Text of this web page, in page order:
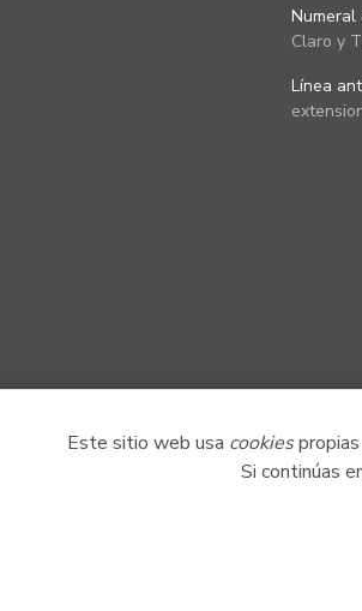
Este sitio web usa cookiespropias
Si continúas
Numeral
Claro y
Línea